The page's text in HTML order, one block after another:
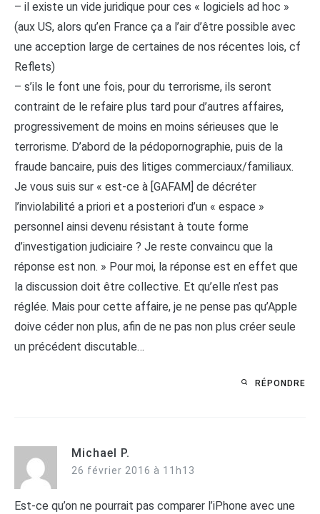
– il existe un vide juridique pour ces « logiciels ad hoc »
(aux US, alors qu’en France ça a l’air d’être possible avec
une acception large de certaines de nos récentes lois, cf
Reflets)
– s’ils le font une fois, pour du terrorisme, ils seront
contraint de le refaire plus tard pour d’autres affaires,
progressivement de moins en moins sérieuses que le
terrorisme. D’abord de la pédopornographie, puis de la
fraude bancaire, puis des litiges commerciaux/familiaux.
Je vous suis sur « est-ce à [GAFAM] de décréter
l’inviolabilité a priori et a posteriori d’un « espace »
personnel ainsi devenu résistant à toute forme
d’investigation judiciaire ? Je reste convaincu que la
réponse est non. » Pour moi, la réponse est en effet que
la discussion doit être collective. Et qu’elle n’est pas
réglée. Mais pour cette affaire, je ne pense pas qu’Apple
doive céder non plus, afin de ne pas non plus créer seule
un précédent discutable…
RÉPONDRE
Michael P.
26 février 2016 à 11h13
Est-ce qu’on ne pourrait pas comparer l’iPhone avec une